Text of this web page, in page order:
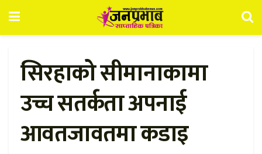
सिरहाको सीमानाकामा
उच्च सतर्कता अपनाई
आवतजावतमा कडाइ